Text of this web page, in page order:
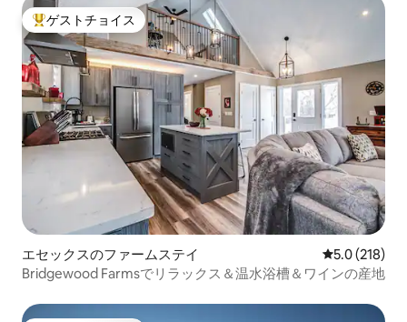
大好評のゲストチョイスです。
ゲストチョイス
エセックスのファームステイ レビュー218
5.0 (218)
Bridgewood Farmsでリラックス＆温水浴槽＆ワインの産地